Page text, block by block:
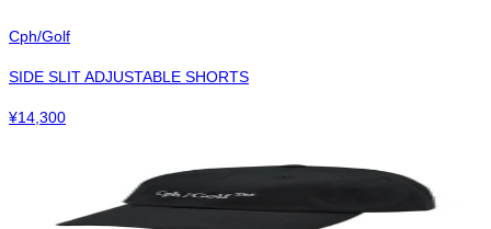
Cph/Golf
SIDE SLIT ADJUSTABLE SHORTS
¥14,300